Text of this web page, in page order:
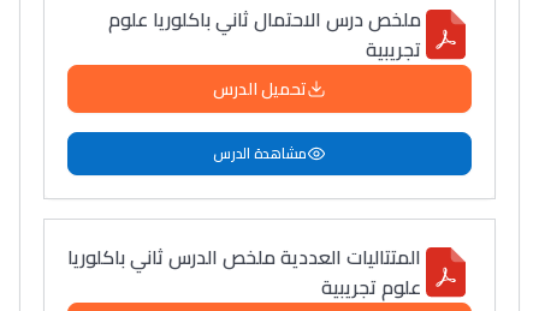
ملخص درس الاحتمال ثاني باكلوريا علوم
تجريبية
تحميل الدرس
مشاهدة الدرس
المتتاليات العددية ملخص الدرس ثاني باكلوريا
علوم تجريبية